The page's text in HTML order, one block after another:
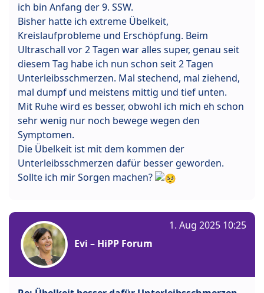
ich bin Anfang der 9. SSW.
Bisher hatte ich extreme Übelkeit,
Kreislaufprobleme und Erschöpfung. Beim
Ultraschall vor 2 Tagen war alles super, genau seit
diesem Tag habe ich nun schon seit 2 Tagen
Unterleibsschmerzen. Mal stechend, mal ziehend,
mal dumpf und meistens mittig und tief unten.
Mit Ruhe wird es besser, obwohl ich mich eh schon
sehr wenig nur noch bewege wegen den
Symptomen.
Die Übelkeit ist mit dem kommen der
Unterleibsschmerzen dafür besser geworden.
Sollte ich mir Sorgen machen?
Evi – HiPP Forum
1. Aug 2025 10:25